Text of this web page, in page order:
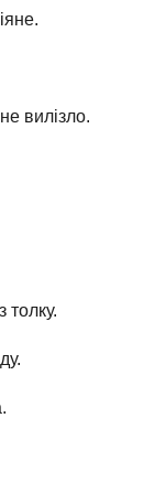
вилізло.
толку.